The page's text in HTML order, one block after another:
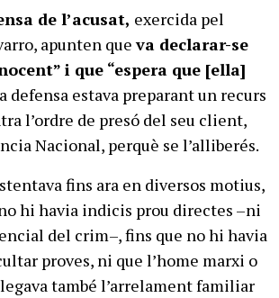
de l’acusat, exercida pel
apunten queva declarar-se
i que “espera que [ella]
defensa estava preparant un recurs
l’ordre de presó del seu client,
Nacional, perquè se l’alliberés.
fins ara en diversos motius,
hi havia indicis prou directes –ni
del crim–, fins que no hi havia
proves, ni que l’home marxi o
també l’arrelament familiar